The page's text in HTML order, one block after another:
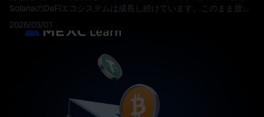
SolanaのDeFiエコシステムは成長し続けています。このまま放置
すれば、多くのチャンスを逃すことになります。 このガイドで
は、Solanaブリッジについて知っておくべきすべてを解説します
るプロトコルはどれか、そしてETHを安全に移動させる方法で
2026/05/01